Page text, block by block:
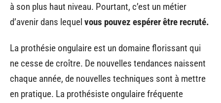
à son plus haut niveau. Pourtant, c’est un métier
d’avenir dans lequel vous pouvez espérer être recruté.
La prothésie ongulaire est un domaine florissant qui
ne cesse de croître. De nouvelles tendances naissent
chaque année, de nouvelles techniques sont à mettre
en pratique. La prothésiste ongulaire fréquente